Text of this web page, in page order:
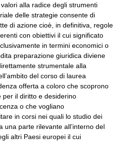
alla radice degli strumenti
delle strategie consente di
di azione cioè, in definitiva, regole
con obiettivi il cui significato
in termini economici o
preparazione giuridica diviene
strumentale alla
del corso di laurea
offerta a coloro che scoprono
il diritto e desiderino
o che vogliano
in corsi nei quali lo studio dei
una parte rilevante all’interno del
altri Paesi europei il cui